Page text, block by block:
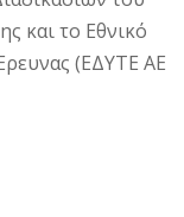
και το Εθνικό
(ΕΔΥΤΕ ΑΕ